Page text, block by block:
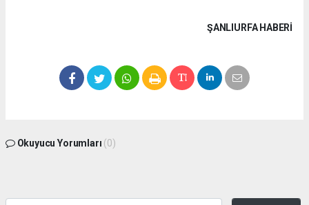
ŞANLIURFA HABERİ
Okuyucu Yorumları (0)